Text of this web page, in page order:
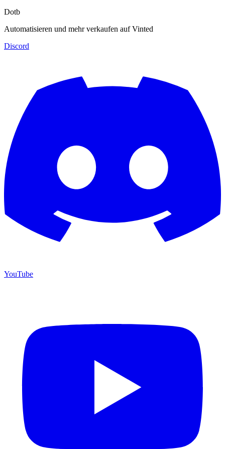
Dotb
Automatisieren und mehr verkaufen auf Vinted
Discord
YouTube